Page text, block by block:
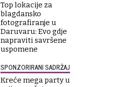
Top lokacije za
blagdansko
fotografiranje u
Daruvaru: Evo gdje
napraviti savršene
uspomene
SPONZORIRANI SADRŽAJ
Kreće mega party u